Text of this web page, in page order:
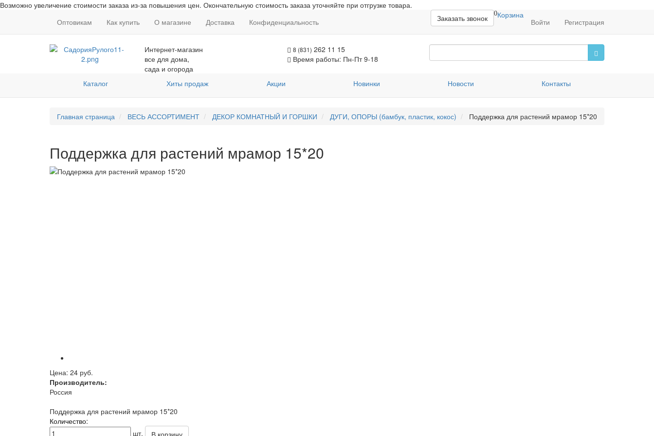
Возможно увеличение стоимости заказа из-за повышения цен. Окончательную стоимость заказа уточняйте при отгрузке товара.
Оптовикам
Как купить О магазине Доставка Конфиденциальность
0Корзина
Войти Регистрация
Заказать звонок
Интернет-магазин
все для дома,
сада и огорода
8 (831) 262 11 15
Время работы: Пн-Пт 9-18
Каталог Хиты продаж Акции Новинки Новости Контакты
Главная страница ВЕСЬ АССОРТИМЕНТ ДЕКОР КОМНАТНЫЙ И ГОРШКИ ДУГИ, ОПОРЫ (бамбук, пластик, кокос) Поддержка для растений мрамор 15*20
Поддержка для растений мрамор 15*20
Цена: 24 руб.
Производитель:
Россия
Поддержка для растений мрамор 15*20
Количество:
шт.